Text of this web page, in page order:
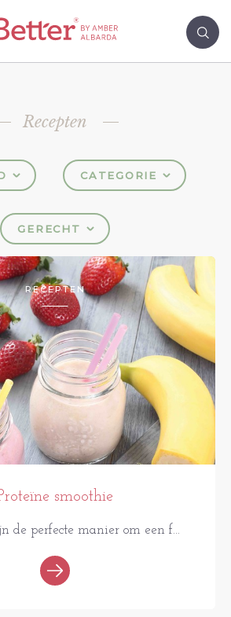
Recepten
CATEGORIE
GERECHT
RECEPTEN
smoothie
de perfecte manier om een f...